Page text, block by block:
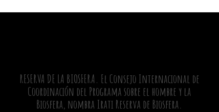
RESERVA DE LA BIOSFERA. El Consejo Internacional de
Coordinación del Programa sobre el hombre y la
Biosfera, nombra Irati Reserva de Biosfera.